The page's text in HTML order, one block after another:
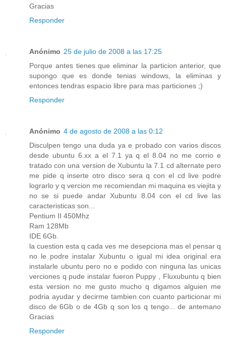
Gracias
Responder
Anónimo 25 de julio de 2008 a las 17:25
Porque antes tienes que eliminar la particion anterior, que
supongo que es donde tenias windows, la eliminas y
entonces tendras espacio libre para mas particiones ;)
Responder
Anónimo 4 de agosto de 2008 a las 0:12
Disculpen tengo una duda ya e probado con varios discos
desde ubuntu 6.xx a el 7.1 ya q el 8.04 no me corrio e
tratado con una version de Xubuntu la 7.1 cd alternate pero
me pide q inserte otro disco sera q con el cd live podre
lograrlo y q vercion me recomiendan mi maquina es viejita y
no se si puede andar Xubuntu 8.04 con el cd live las
caracteristicas son...
Pentium II 450Mhz
Ram 128Mb
IDE 6Gb.
la cuestion esta q cada ves me desepciona mas el pensar q
no le podre instalar Xubuntu o igual mi idea original era
instalarle ubuntu pero no e podido con ninguna las unicas
verciones q pude instalar fueron Puppy , Fluxubuntu q bien
esta version no me gusto mucho q digamos alguien me
podria ayudar y decirme tambien con cuanto particionar mi
disco de 6Gb o de 4Gb q son los q tengo... de antemano
Gracias
Responder